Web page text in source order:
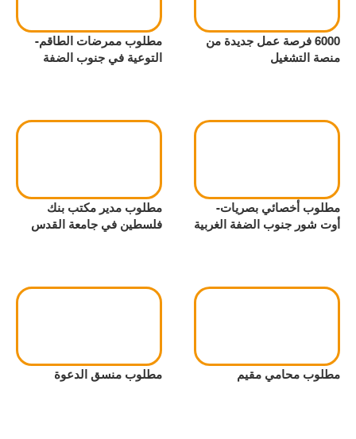
6000 فرصة عمل جديدة من
منصة التشغيل
مطلوب ممرضات الطاقم-
التوعية في جنوب الضفة
مطلوب أخصائي بصريات-
أوت شور جنوب الضفة الغربية
مطلوب مدير مكتب بنك
فلسطين في جامعة القدس
مطلوب محامي مقيم مطلوب منسق الدعوة